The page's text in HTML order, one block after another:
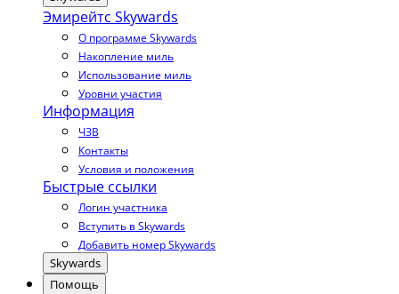
Эмирейтс Skywards
О программе Skywards
Накопление миль
Использование миль
Уровни участия
Информация
ЧЗВ
Контакты
Условия и положения
Быстрые ссылки
Логин участника
Вступить в Skywards
Добавить номер Skywards
Skywards
Помощь